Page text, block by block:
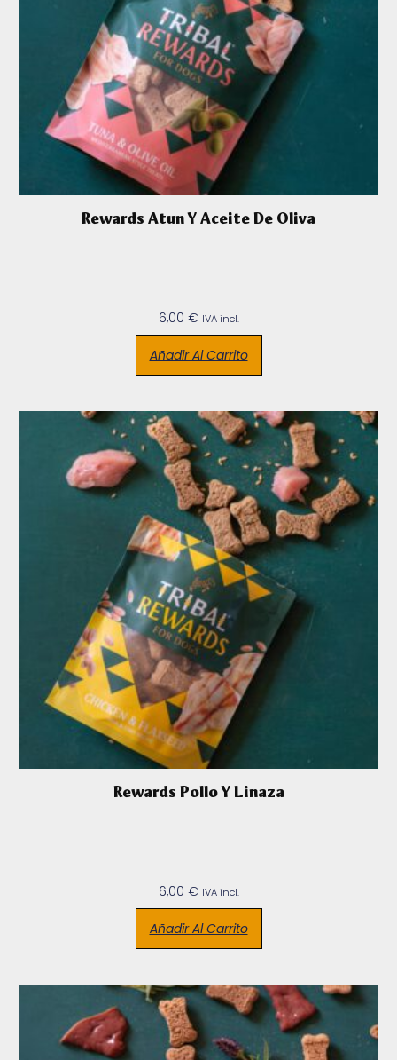
Rewards Atun Y Aceite De Oliva
6,00 € IVA incl.
Añadir Al Carrito
Rewards Pollo Y Linaza
6,00 € IVA incl.
Añadir Al Carrito